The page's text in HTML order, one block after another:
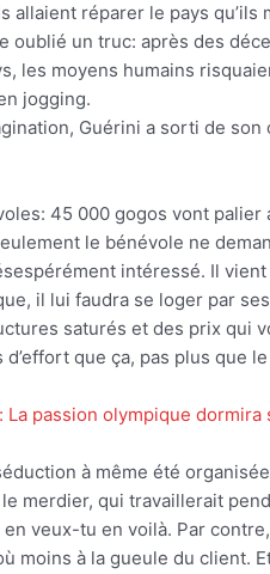
allaient réparer le pays
oublié un truc: après des
les moyens humains
jogging.
Guérini a sorti de
45 000 gogos vont
le bénévole ne
intéressé. Il
il lui faudra se loger par
saturés et des prix qui
que ça, pas plus que
La passion olympique dormira
à même été
merdier, qui travaillerait
veux-tu en voilà. Par
moins à la gueule du client.